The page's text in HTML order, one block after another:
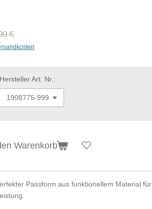
€
Hersteller Art. Nr.:
Warenkorb
Passform aus funktionellem Material für